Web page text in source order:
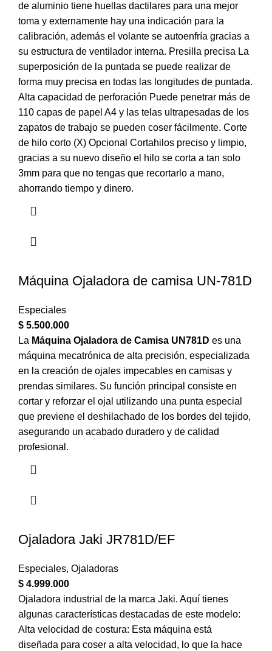
de aluminio tiene huellas dactilares para una mejor
toma y externamente hay una indicación para la
calibración, además el volante se autoenfría gracias a
su estructura de ventilador interna. Presilla precisa La
superposición de la puntada se puede realizar de
forma muy precisa en todas las longitudes de puntada.
Alta capacidad de perforación Puede penetrar más de
110 capas de papel A4 y las telas ultrapesadas de los
zapatos de trabajo se pueden coser fácilmente. Corte
de hilo corto (X) Opcional Cortahilos preciso y limpio,
gracias a su nuevo diseño el hilo se corta a tan solo
3mm para que no tengas que recortarlo a mano,
ahorrando tiempo y dinero.
Máquina Ojaladora de camisa UN-781D
Especiales
$ 5.500.000
La Máquina Ojaladora de Camisa UN781D es una
máquina mecatrónica de alta precisión, especializada
en la creación de ojales impecables en camisas y
prendas similares. Su función principal consiste en
cortar y reforzar el ojal utilizando una punta especial
que previene el deshilachado de los bordes del tejido,
asegurando un acabado duradero y de calidad
profesional.
Ojaladora Jaki JR781D/EF
Especiales, Ojaladoras
$ 4.999.000
Ojaladora industrial de la marca Jaki. Aquí tienes
algunas características destacadas de este modelo:
Alta velocidad de costura: Esta máquina está
diseñada para coser a alta velocidad, lo que la hace